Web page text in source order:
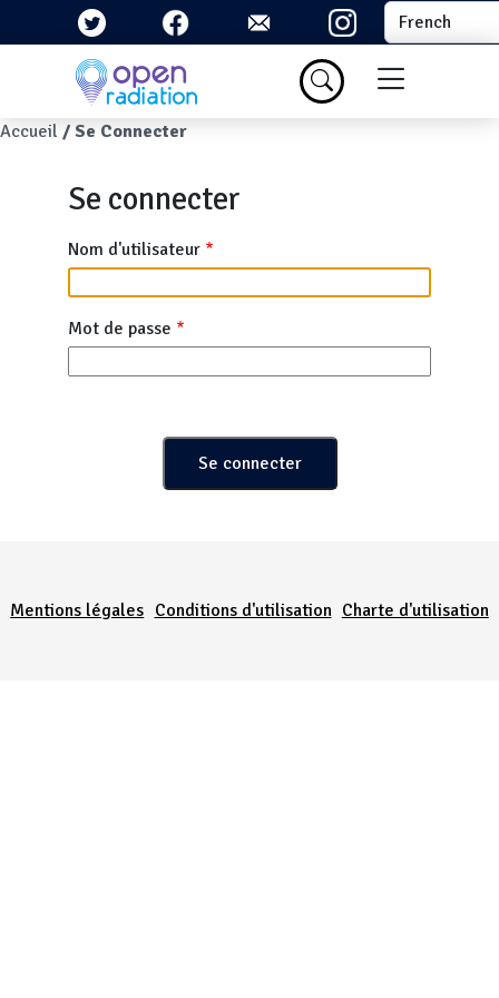
Aller au contenu principal Select your
Menu du
Fil d'Ariane
Accueil Se Connecter
Se connecter
Nom d'utilisateur
Mot de passe
Mentions légales Conditions d'utilisation Charte d'utilisation